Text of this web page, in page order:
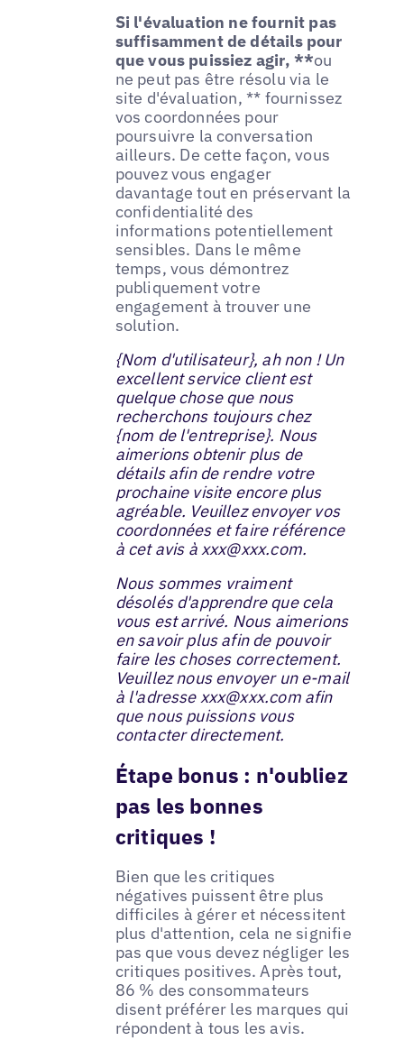
Si l'évaluation ne fournit pas
suffisamment de détails pour
que vous puissiez agir, **ou
ne peut pas être résolu via le
site d'évaluation, ** fournissez
vos coordonnées pour
poursuivre la conversation
ailleurs. De cette façon, vous
pouvez vous engager
davantage tout en préservant la
confidentialité des
informations potentiellement
sensibles. Dans le même
temps, vous démontrez
publiquement votre
engagement à trouver une
solution.
{Nom d'utilisateur}, ah non ! Un
excellent service client est
quelque chose que nous
recherchons toujours chez
{nom de l'entreprise}. Nous
aimerions obtenir plus de
détails afin de rendre votre
prochaine visite encore plus
agréable. Veuillez envoyer vos
coordonnées et faire référence
à cet avis à xxx@xxx.com.
Nous sommes vraiment
désolés d'apprendre que cela
vous est arrivé. Nous aimerions
en savoir plus afin de pouvoir
faire les choses correctement.
Veuillez nous envoyer un e-mail
à l'adresse xxx@xxx.com afin
que nous puissions vous
contacter directement.
Étape bonus : n'oubliez
pas les bonnes
critiques !
Bien que les critiques
négatives puissent être plus
difficiles à gérer et nécessitent
plus d'attention, cela ne signifie
pas que vous devez négliger les
critiques positives. Après tout,
86 % des consommateurs
disent préférer les marques qui
répondent à tous les avis.